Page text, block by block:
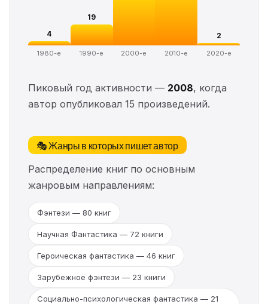
4
1980-е
19
1990-е 2000-е 2010-е
2
2020-е
Пиковый год активности — 2008, когда
автор опубликовал 15 произведений.
🎭 Жанры в которых пишет автор
Распределение книг по основным
жанровым направлениям:
Фэнтези — 80 книг
Научная Фантастика — 72 книги
Героическая фантастика — 46 книг
Зарубежное фэнтези — 23 книги
Социально-психологическая фантастика — 21